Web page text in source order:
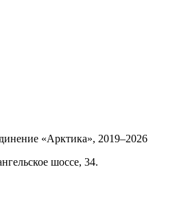
«Арктика», 2019–2026
шоссе, 34.